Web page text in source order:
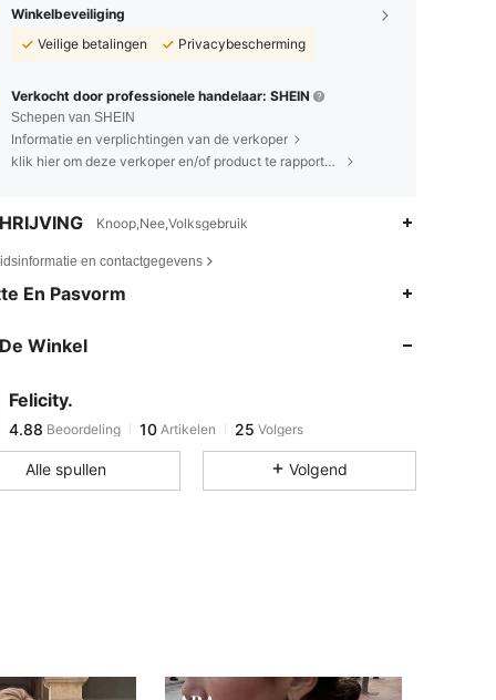
Winkelbeveiliging
Veilige betalingen
Privacybescherming
Verkocht door professionele handelaar: SHEIN
Schepen van SHEIN
Informatie en verplichtingen van de verkoper
klik hier om deze verkoper en/of product te rapporteren.
Knoop,Nee,Volksgebruik
en contactgegevens
En Pasvorm
Winkel
Felicity.
4.88
Beoordeling
t***mgevolgd1 dag geleden
Alle spullen Volgend